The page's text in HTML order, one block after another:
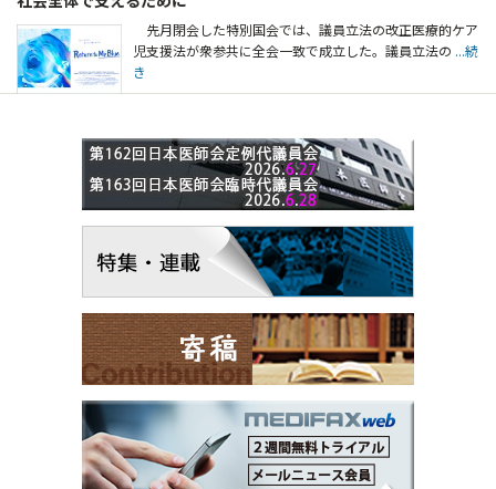
先月閉会した特別国会では、議員立法の改正医療的ケア
児支援法が衆参共に全会一致で成立した。議員立法の ...続
き